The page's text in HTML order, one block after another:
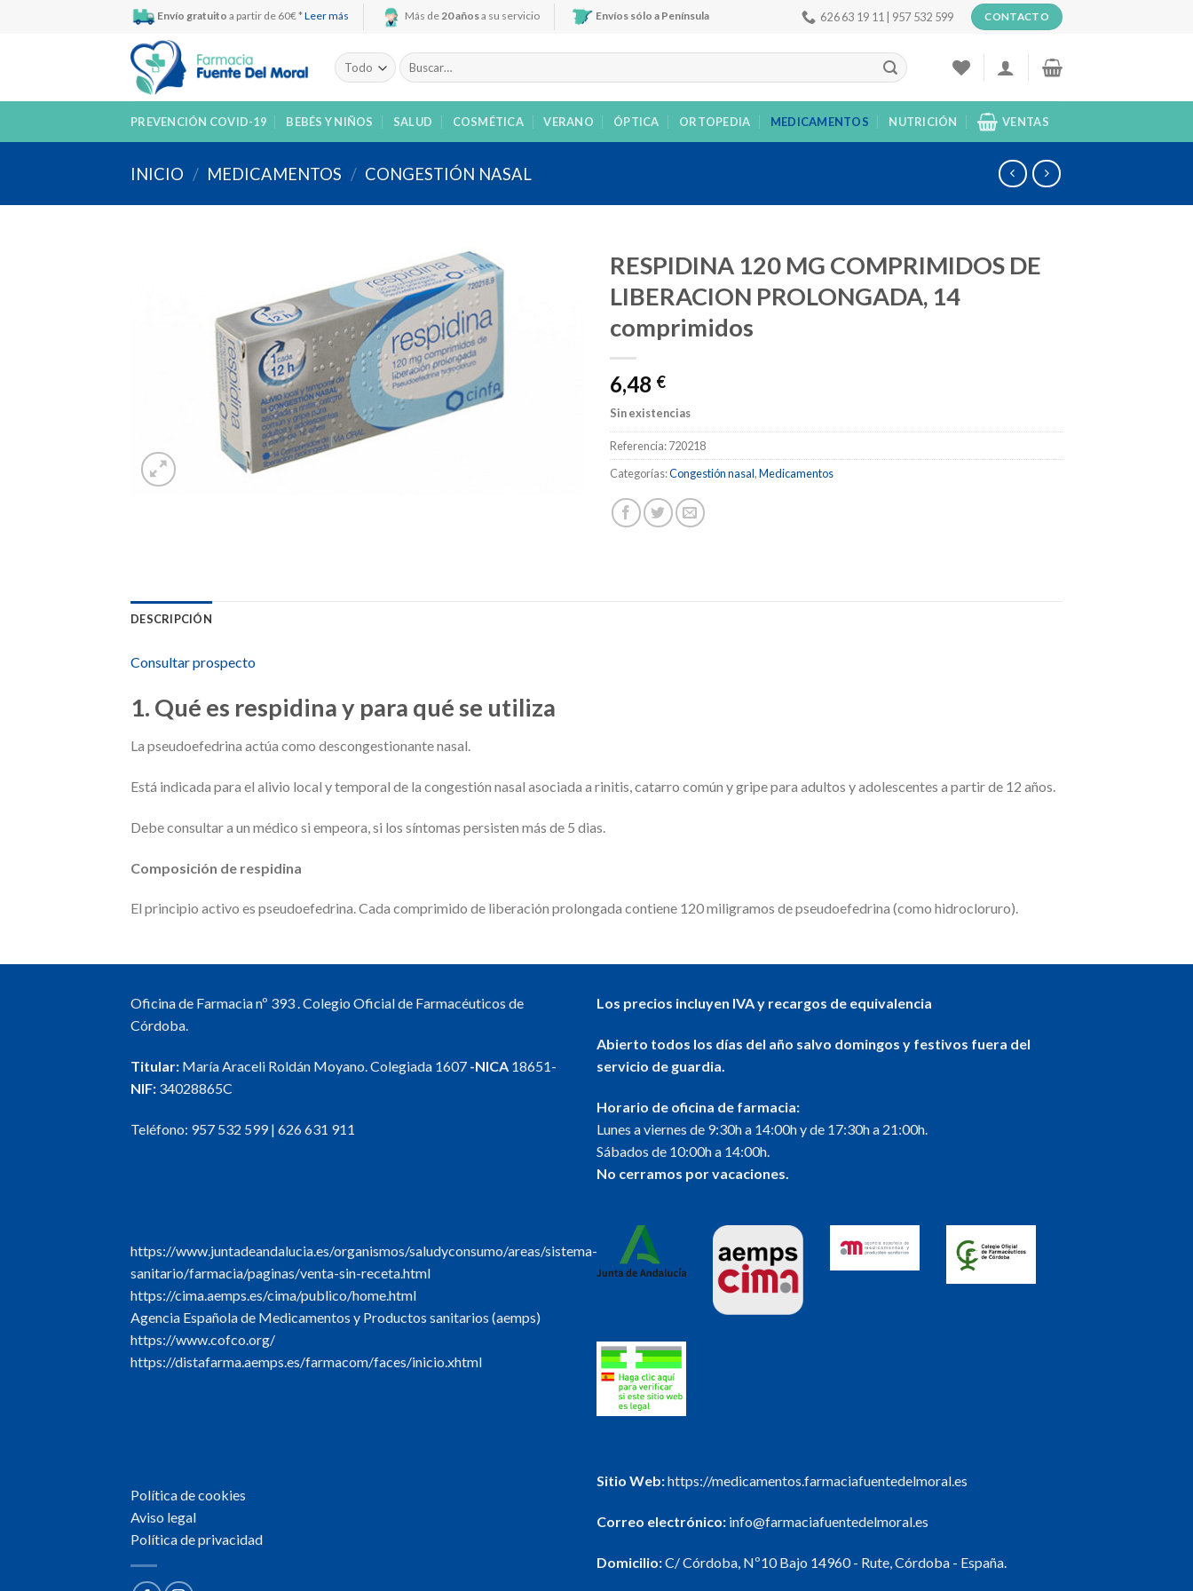
Envío gratuito a partir de 60€ * Leer más Más de20 añosa su servicio Envíos sólo a Península 626 63 19 11 | 957 532 599 CONTACTO
Buscar
por:
PREVENCIÓN COVID-19 BEBÉS Y NIÑOS SALUD COSMÉTICA VERANO ÓPTICA ORTOPEDIA MEDICAMENTOS NUTRICIÓN VENTAS
INICIO / MEDICAMENTOS / CONGESTIÓN NASAL
RESPIDINA 120 MG COMPRIMIDOS DE
LIBERACION PROLONGADA, 14
comprimidos
6,48 €
Sin existencias
Referencia:720218
Categorías:Congestión nasal,Medicamentos
DESCRIPCIÓN
Consultar prospecto
1. Qué es respidina y para qué se utiliza
La pseudoefedrina actúa como descongestionante nasal.
Está indicada para el alivio local y temporal de la congestión nasal asociada a rinitis, catarro común y gripe para adultos y adolescentes a partir de 12 años.
Debe consultar a un médico si empeora, si los síntomas persisten más de 5 dias.
Composición de respidina
El principio activo es pseudoefedrina. Cada comprimido de liberación prolongada contiene 120 miligramos de pseudoefedrina (como hidrocloruro).
Oficina de Farmacia nº 393 . Colegio Oficial de Farmacéuticos de
Córdoba.
Titular: María Araceli Roldán Moyano. Colegiada 1607 -NICA 18651-
NIF: 34028865C
Teléfono: 957 532 599| 626 631 911
Los precios incluyen IVA y recargos de equivalencia
Abierto todos los días del año salvo domingos y festivos fuera del
servicio de guardia.
Horario de oficina de farmacia:
Lunes a viernes de 9:30h a 14:00h y de 17:30h a 21:00h.
Sábados de 10:00h a 14:00h.
No cerramos por vacaciones.
https://www.juntadeandalucia.es/organismos/saludyconsumo/areas/sistema-
sanitario/farmacia/paginas/venta-sin-receta.html
https://cima.aemps.es/cima/publico/home.html
Agencia Española de Medicamentos y Productos sanitarios (aemps)
https://www.cofco.org/
https://distafarma.aemps.es/farmacom/faces/inicio.xhtml
Política de cookies
Aviso legal
Política de privacidad
Sitio Web:https://medicamentos.farmaciafuentedelmoral.es
Correo electrónico: info@farmaciafuentedelmoral.es
Domicilio:C/ Córdoba, Nº10 Bajo 14960 - Rute, Córdoba - España.